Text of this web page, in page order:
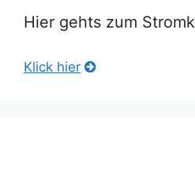
Hier gehts zum
Klick hier